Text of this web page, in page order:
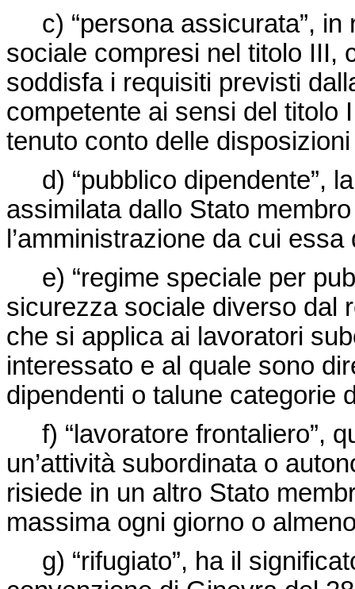
c) “persona assicurata”, in
sociale compresi nel titolo III,
soddisfa i requisiti previsti
competente ai sensi del titolo
tenuto conto delle
d) “pubblico dipendente”,
assimilata dallo Stato
l’amministrazione da cui essa
e) “regime speciale per
sicurezza sociale diverso dal
che si applica ai lavoratori
interessato e al quale sono
dipendenti o talune categorie
f) “lavoratore frontaliero”,
un’attività subordinata o
risiede in un altro Stato
massima ogni giorno o
g) “rifugiato”, ha il